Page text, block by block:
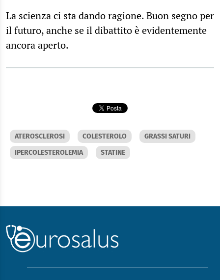
La scienza ci sta dando ragione. Buon segno per
il futuro, anche se il dibattito è evidentemente
ancora aperto.
ATEROSCLEROSI COLESTEROLO
GRASSI SATURI
IPERCOLESTEROLEMIA
STATINE